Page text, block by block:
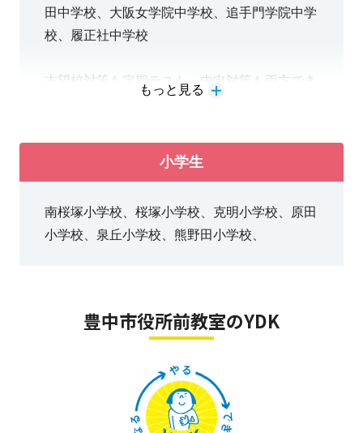
田中学校、大阪女学院中学校、追手門学院中学
校、履正社中学校
志望校対策も定期テスト・内申対策も両方でき
もっと見る
小学生
南桜塚小学校、桜塚小学校、克明小学校、原田
小学校、泉丘小学校、熊野田小学校、
豊中市役所前教室のYDK